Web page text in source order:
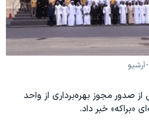
آمریکا ۲۰۲۴
به اسرائیل
آزادی
آرشیو
از صدور مجوز بهره‌برداری از واحد
«براکه» خبر داد.